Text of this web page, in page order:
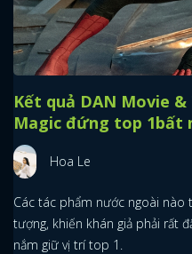
Kết quả DAN Movie &
Magic đứng top 1bất
Hoa Le
Các tác phẩm nước ngoài nào
tượng, khiến khán giả phải rất
nắm giữ vị trí top 1.